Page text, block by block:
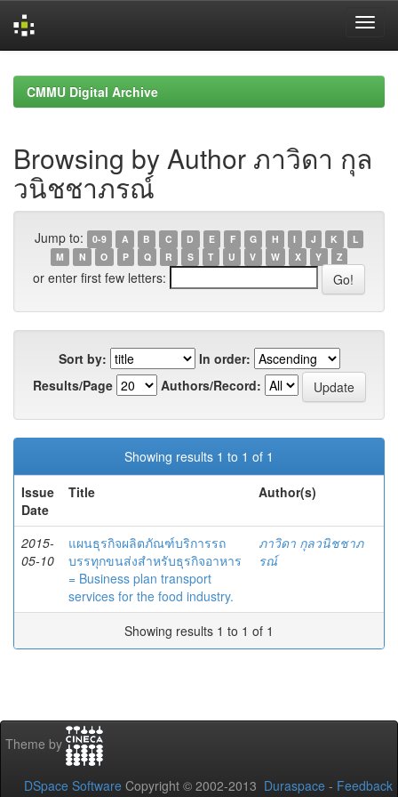
navigationCMMU Digital Archive
Browsing by Author ภาวิดา กุล
วนิชชาภรณ์
Jump to: 0-9 A B C D E F G H I J K
L
M
N O P Q R S T U V W X Y Z
or enter first few letters:
Sort by:
In order:
Results/Page
Authors/Record:
Showing results 1 to 1 of 1
Issue
Date
Title Author(s)
2015-
05-10
แผนธุรกิจผลิตภัณฑ์บริการรถ
บรรทุกขนส่งสำหรับธุรกิจอาหาร
= Business plan transport
services for the food industry.
ภาวิดา กุลวนิชชาภ
รณ์
Showing results 1 to 1 of 1
Theme by
DSpace Software Copyright © 2002-2013 Duraspace - Feedback